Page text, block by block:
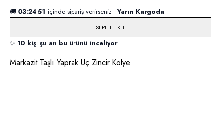
🚚 03:24:51 içinde sipariş verirseniz · Yarın Kargoda
SEPETE EKLE
✨ 10 kişi şu an bu ürünü inceliyor
Markazit Taşlı Yaprak Uç Zincir Kolye